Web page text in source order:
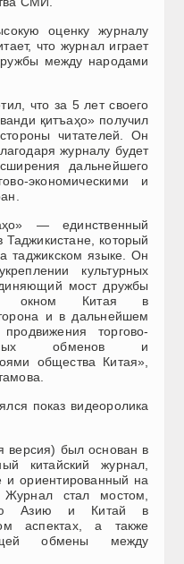
оценку журналу
что журнал играет
между народами
что за 5 лет своего
қитъаҳо» получил
читателей. Он
журналу будет
дальнейшего
экономическими и
— единственный
который
таджикском языке. Он
культурных
мост дружбы
окном Китая в
и в дальнейшем
торгово-
обменов и
общества Китая»,
показ видеоролика
версия) был основан в
китайский журнал,
и ориентированный на
стал мостом,
Азию и Китай в
аспектах, а также
обмены между